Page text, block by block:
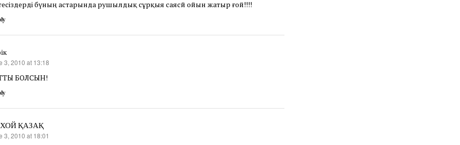
бүның астарында рушылдық сұрқыя саясй ойын жатыр ғой!!!!
3, 2010 at 13:18
БОЛСЫН!
ҚАЗАҚ
3, 2010 at 18:01